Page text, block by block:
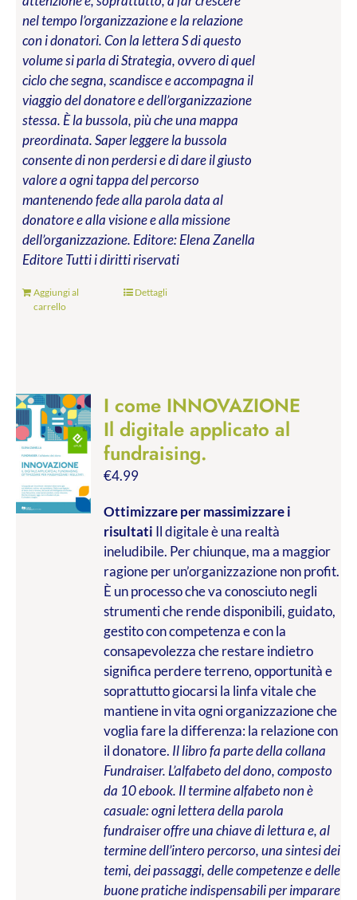
nel tempo l’organizzazione e la relazione
con i donatori. Con la lettera S di questo
volume si parla di Strategia, ovvero di quel
ciclo che segna, scandisce e accompagna il
viaggio del donatore e dell’organizzazione
stessa. È la bussola, più che una mappa
preordinata. Saper leggere la bussola
consente di non perdersi e di dare il giusto
valore a ogni tappa del percorso
mantenendo fede alla parola data al
donatore e alla visione e alla missione
dell’organizzazione. Editore: Elena Zanella
EditoreTutti i diritti riservati
Aggiungi al
carrello
Dettagli
I come INNOVAZIONE
Il digitale applicato al
fundraising.
€4.99
Ottimizzare per massimizzare i
risultati Il digitale è una realtà
ineludibile. Per chiunque, ma a maggior
ragione per un’organizzazione non profit.
È un processo che va conosciuto negli
strumenti che rende disponibili, guidato,
gestito con competenza e con la
consapevolezza che restare indietro
significa perdere terreno, opportunità e
soprattutto giocarsi la linfa vitale che
mantiene in vita ogni organizzazione che
voglia fare la differenza: la relazione con
il donatore. Il libro fa parte della collana
Fundraiser. L’alfabeto del dono, composto
da 10 ebook. Il termine alfabeto non è
casuale: ogni lettera della parola
fundraiser offre una chiave di lettura e, al
termine dell’intero percorso, una sintesi dei
temi, dei passaggi, delle competenze e delle
buone pratiche indispensabili per imparare